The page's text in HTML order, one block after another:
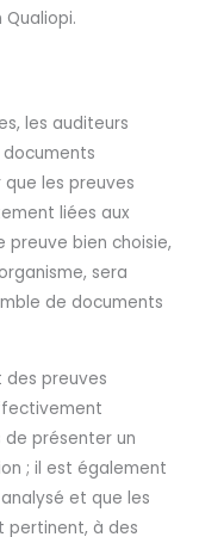
les auditeurs
les preuves
liées aux
preuve bien choisie,
sera
de documents
preuves
de présenter un
; il est également
et que les
pertinent, à des